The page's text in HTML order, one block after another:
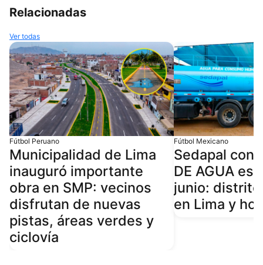
Relacionadas
Ver todas
Fútbol Peruano
Municipalidad de Lima
inauguró importante
obra en SMP: vecinos
disfrutan de nuevas
pistas, áreas verdes y
ciclovía
Fútbol Mexicano
Sedapal
DE AGUA
junio:
en Lima y